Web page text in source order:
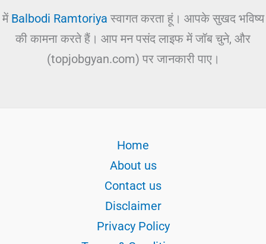
में Balbodi Ramtoriya स्वागत करता हूं। आपके सुखद भविष्य
की कामना करते हैं। आप मन पसंद लाइफ में जॉब चुने, और
(topjobgyan.com) पर जानकारी पाए।
Home
About us
Contact us
Disclaimer
Privacy Policy